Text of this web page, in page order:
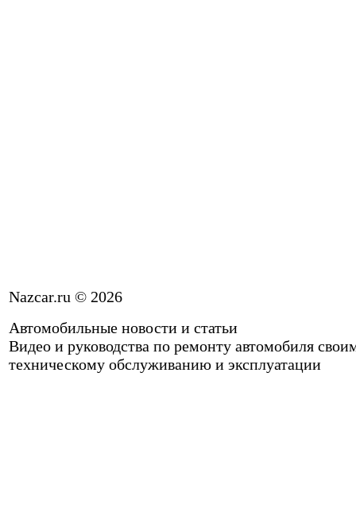
Nazcar.ru © 2026
Автомобильные новости и статьи
Видео и руководства по ремонту автомобиля
техническому обслуживанию и эксплуатации